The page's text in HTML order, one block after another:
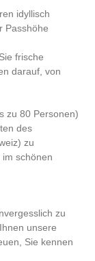
idyllisch
Passhöhe
frische
darauf, von
zu 80 Personen)
des
zu
schönen
zu
unsere
Sie kennen